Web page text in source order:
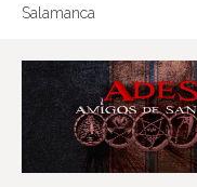
Salamanca